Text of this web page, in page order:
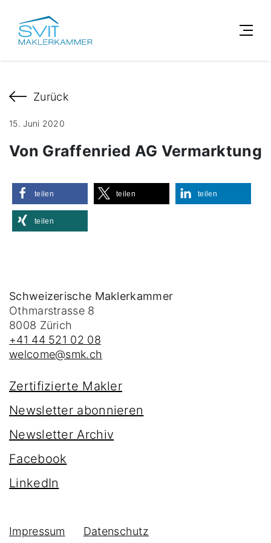
Zurück
15. Juni 2020
Von Graffenried AG Vermarktung
teilen teilen teilen
teilen
Schweizerische Maklerkammer
Othmarstrasse 8
8008 Zürich
+41 44 521 02 08
welcome@smk.ch
Zertifizierte Makler
Newsletter abonnieren
Newsletter Archiv
Facebook
LinkedIn
Impressum Datenschutz